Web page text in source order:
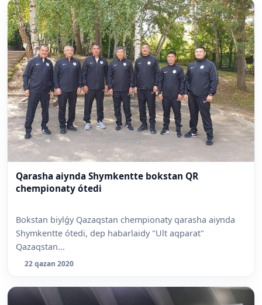
Qarasha aiynda Shymkentte bokstan QR
chempionaty ótedi
Bokstan biylǵy Qazaqstan chempionaty qarasha aiynda
Shymkentte ótedi, dep habarlaidy "Ult aqparat"
Qazaqstan...
22 qazan 2020